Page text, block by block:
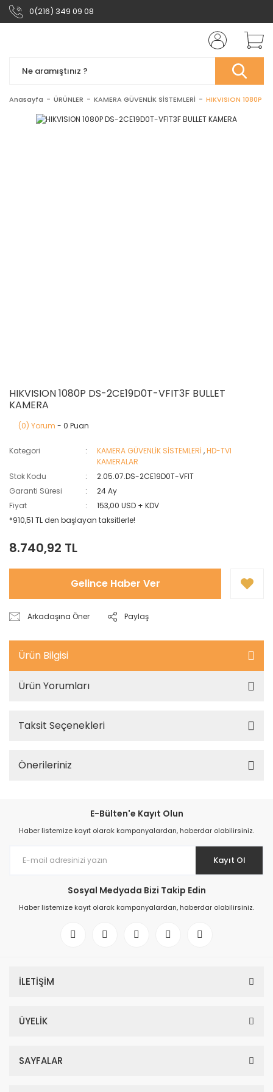
0(216) 349 09 08
Anasayfa ÜRÜNLER KAMERA GÜVENLİK SİSTEMLERİ HIKVISION 1080P
HIKVISION 1080P DS-2CE19D0T-VFIT3F BULLET
KAMERA
(0) Yorum - 0 Puan
Kategori KAMERA GÜVENLİK SİSTEMLERİ ,HD-TVI
KAMERALAR
Stok Kodu
2.05.07.DS-2CE19D0T-VFIT
Garanti Süresi
24 Ay
Fiyat
153,00 USD + KDV
*910,51 TL den başlayan taksitlerle!
8.740,92 TL
Gelince Haber Ver
Arkadaşına Öner Paylaş
Ürün Bilgisi
Ürün Yorumları
Taksit Seçenekleri
Önerileriniz
E-Bülten'e Kayıt Olun
Haber listemize kayıt olarak kampanyalardan, haberdar olabilirsiniz.
Kayıt Ol
Sosyal Medyada Bizi Takip Edin
Haber listemize kayıt olarak kampanyalardan, haberdar olabilirsiniz.
İLETİŞİM
ÜYELİK
SAYFALAR